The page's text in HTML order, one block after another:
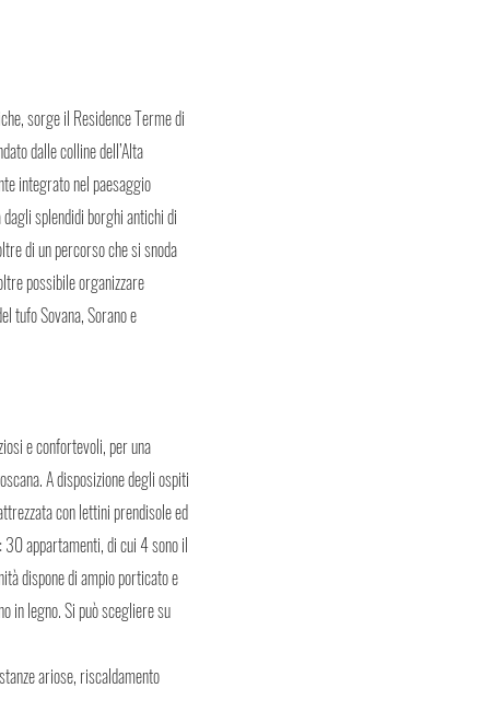
sorge il Residence Terme di
dalle colline dell’Alta
integrato nel paesaggio
splendidi borghi antichi di
di un percorso che si snoda
possibile organizzare
tufo Sovana, Sorano e
e confortevoli, per una
A disposizione degli ospiti
con lettini prendisole ed
appartamenti, di cui 4 sono il
dispone di ampio porticato e
in legno. Si può scegliere su
ariose, riscaldamento